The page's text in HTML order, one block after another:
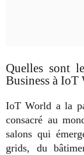
Quelles sont
Business à IoT
IoT World a la
consacré au
salons qui
grids, du